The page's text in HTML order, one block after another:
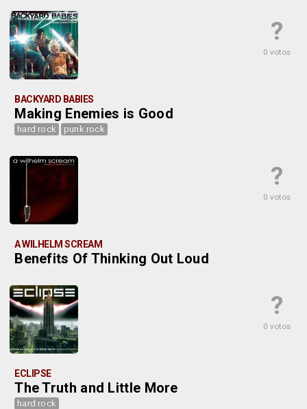
?
0 votos
BACKYARD BABIES
Making Enemies is Good
hard rock punk rock
?
0 votos
A WILHELM SCREAM
Benefits Of Thinking Out Loud
?
0 votos
ECLIPSE
The Truth and Little More
hard rock